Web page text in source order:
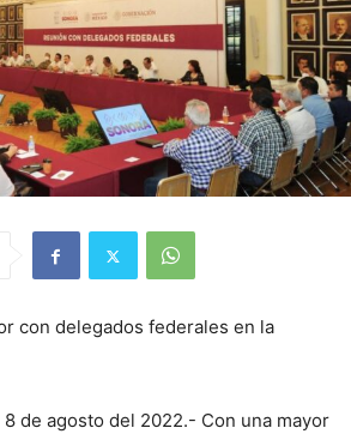
con delegados federales en la
de agosto del 2022.- Con una mayor